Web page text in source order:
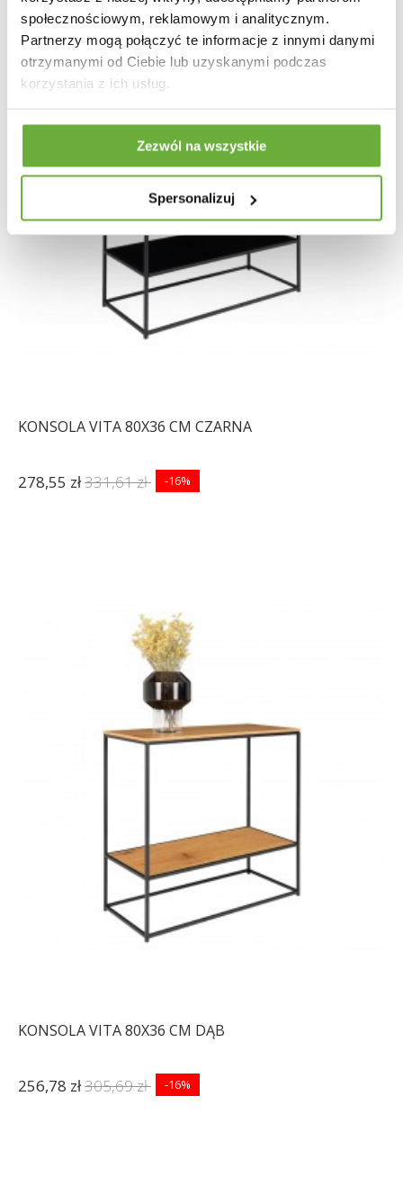
społecznościowym, reklamowym i analitycznym.
Partnerzy mogą połączyć te informacje z innymi danymi
otrzymanymi od Ciebie lub uzyskanymi podczas
korzystania z ich usług.
Zezwól na wszystkie
Spersonalizuj
KONSOLA VITA 80X36 CM CZARNA
278,55 zł331,61 zł -16%
KONSOLA VITA 80X36 CM DĄB
256,78 zł305,69 zł -16%